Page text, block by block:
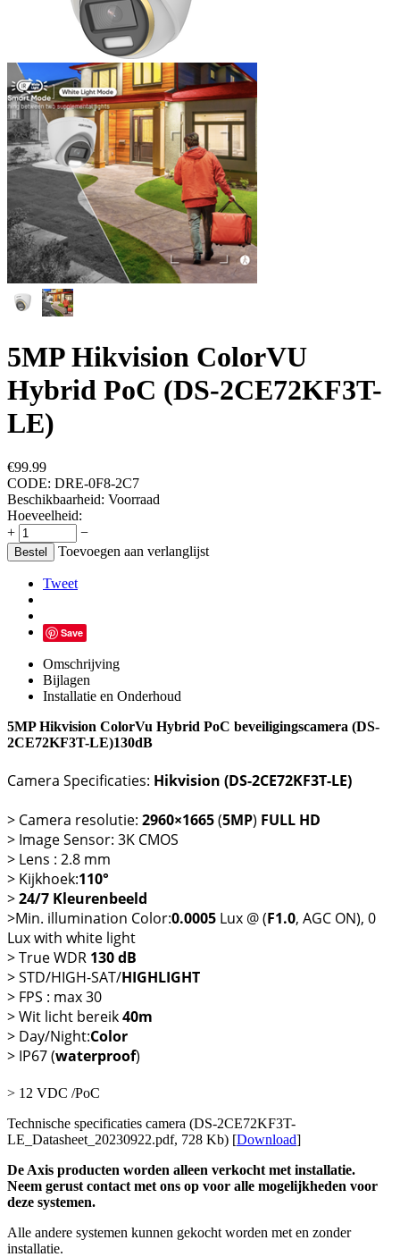
5MP Hikvision ColorVU
Hybrid PoC (DS-2CE72KF3T-
LE)
€99.99
CODE: DRE-0F8-2C7
Beschikbaarheid: Voorraad
Hoeveelheid:
+
−
Bestel Toevoegen aan verlanglijst
Tweet
Save
Omschrijving
Bijlagen
Installatie en Onderhoud
5MP Hikvision ColorVu Hybrid PoC beveiligingscamera (DS-
2CE72KF3T-LE)130dB
Camera Specificaties: Hikvision (DS-2CE72KF3T-LE)
> Camera resolutie: 2960×1665(5MP) FULL HD
> Image Sensor: 3K CMOS
> Lens : 2.8 mm
> Kijkhoek:110°
>24/7 Kleurenbeeld
>Min. illumination Color:0.0005 Lux @ (F1.0, AGC ON), 0
Lux with white light
> True WDR 130 dB
> STD/HIGH-SAT/HIGHLIGHT
> FPS : max 30
> Wit licht bereik40m
> Day/Night:Color
> IP67 (waterproof)
> 12 VDC /PoC
Technische specificaties camera (DS-2CE72KF3T-
LE_Datasheet_20230922.pdf, 728 Kb) [Download]
De Axis producten worden alleen verkocht met installatie.
Neem gerust contact met ons op voor alle mogelijkheden voor
deze systemen.
Alle andere systemen kunnen gekocht worden met en zonder
installatie.